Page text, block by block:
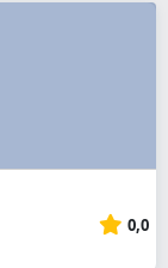
0,0